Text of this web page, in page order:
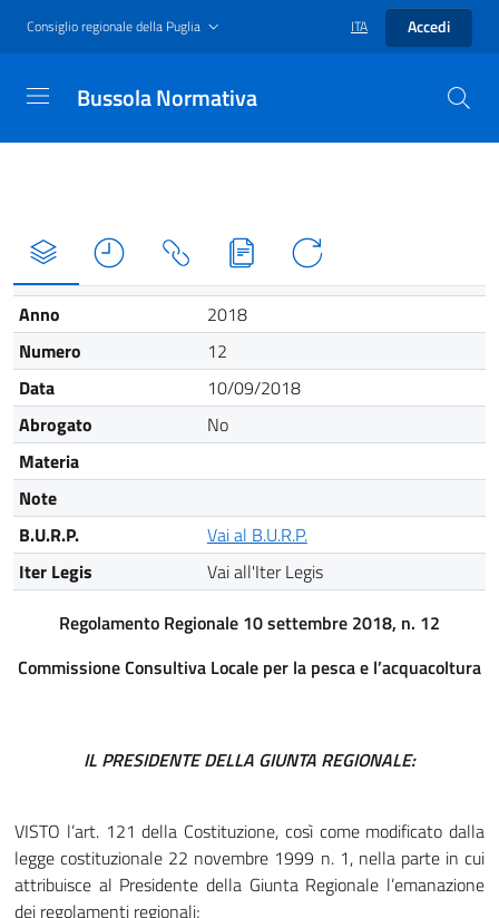
Consiglio regionale della Puglia ITA Accedi
Bussola Normativa
Anno
2018
Numero
12
Data
10/09/2018
Abrogato
No
Materia
Note
B.U.R.P.
Vai al B.U.R.P.
Iter Legis
Vai all'Iter Legis
Regolamento Regionale 10 settembre 2018, n. 12
Commissione Consultiva Locale per la pesca e l’acquacoltura
IL PRESIDENTE DELLA GIUNTA REGIONALE:
VISTO l’art. 121 della Costituzione, così come modificato dalla
legge costituzionale 22 novembre 1999 n. 1, nella parte in cui
attribuisce al Presidente della Giunta Regionale l’emanazione
dei regolamenti regionali;